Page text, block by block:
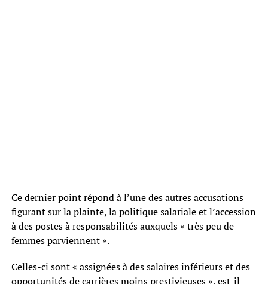
Ce dernier point répond à l’une des autres accusations
figurant sur la plainte, la politique salariale et l’accession
à des postes à responsabilités auxquels « très peu de
femmes parviennent ».
Celles-ci sont « assignées à des salaires inférieurs et des
opportunités de carrières moins prestigieuses », est-il